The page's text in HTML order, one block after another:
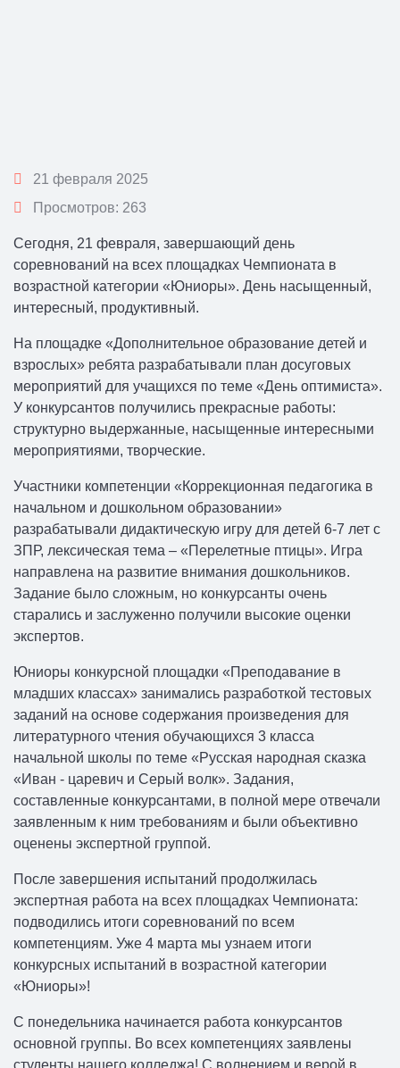
21 февраля 2025
Просмотров: 263
Сегодня, 21 февраля, завершающий день
соревнований на всех площадках Чемпионата в
возрастной категории «Юниоры». День насыщенный,
интересный, продуктивный.
На площадке «Дополнительное образование детей и
взрослых» ребята разрабатывали план досуговых
мероприятий для учащихся по теме «День оптимиста».
У конкурсантов получились прекрасные работы:
структурно выдержанные, насыщенные интересными
мероприятиями, творческие.
Участники компетенции «Коррекционная педагогика в
начальном и дошкольном образовании»
разрабатывали дидактическую игру для детей 6-7 лет с
ЗПР, лексическая тема – «Перелетные птицы». Игра
направлена на развитие внимания дошкольников.
Задание было сложным, но конкурсанты очень
старались и заслуженно получили высокие оценки
экспертов.
Юниоры конкурсной площадки «Преподавание в
младших классах» занимались разработкой тестовых
заданий на основе содержания произведения для
литературного чтения обучающихся 3 класса
начальной школы по теме «Русская народная сказка
«Иван - царевич и Серый волк». Задания,
составленные конкурсантами, в полной мере отвечали
заявленным к ним требованиям и были объективно
оценены экспертной группой.
После завершения испытаний продолжилась
экспертная работа на всех площадках Чемпионата:
подводились итоги соревнований по всем
компетенциям. Уже 4 марта мы узнаем итоги
конкурсных испытаний в возрастной категории
«Юниоры»!
С понедельника начинается работа конкурсантов
основной группы. Во всех компетенциях заявлены
студенты нашего колледжа! С волнением и верой в